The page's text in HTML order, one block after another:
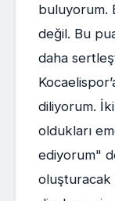
buluyorum.
değil. Bu
daha
diliyorum.
oldukları
ediyorum"
oluşturacak